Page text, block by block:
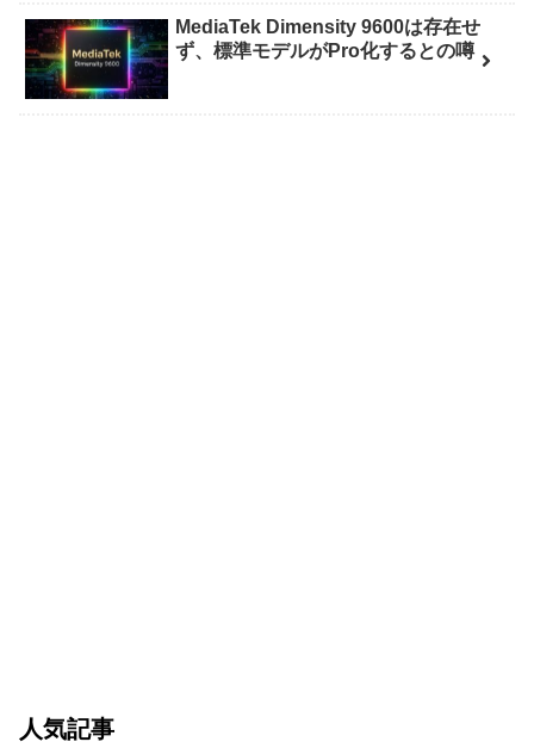
MediaTek Dimensity 9600は存在せ
ず、標準モデルがPro化するとの噂
人気記事